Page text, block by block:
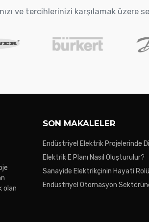
ve tercihlerinizi karşılamak
olan
SON MAKALELER
Endüstriyel Elektrik Projelerinde
Gereken Noktalar
Elektrik E Planı Nasıl Oluşturulur?
Sanayide Elektrikçinin Hayati Rolü
Endüstriyel Otomasyon